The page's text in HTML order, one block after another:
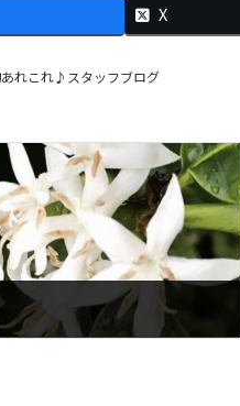
X
れこれ♪スタッフブログ